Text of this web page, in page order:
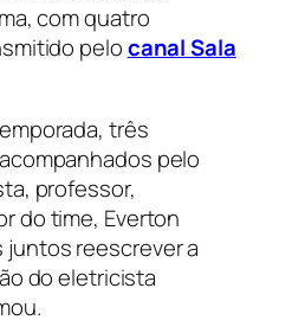
com quatro
pelocanal Sala
três
pelo
professor,
do time, Everton
juntos reescrever a
do eletricista